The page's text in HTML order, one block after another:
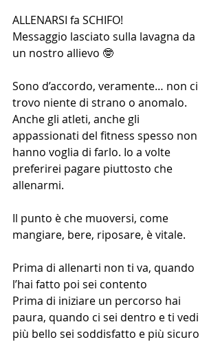
ALLENARSI fa SCHIFO!
Messaggio lasciato sulla lavagna da
un nostro allievo 🤓
Sono d’accordo, veramente… non ci
trovo niente di strano o anomalo.
Anche gli atleti, anche gli
appassionati del fitness spesso non
hanno voglia di farlo. Io a volte
preferirei pagare piuttosto che
allenarmi.
Il punto è che muoversi, come
mangiare, bere, riposare, è vitale.
Prima di allenarti non ti va, quando
l’hai fatto poi sei contento
Prima di iniziare un percorso hai
paura, quando ci sei dentro e ti vedi
più bello sei soddisfatto e più sicuro